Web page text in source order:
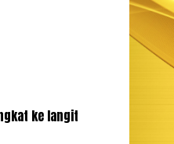
ke langit